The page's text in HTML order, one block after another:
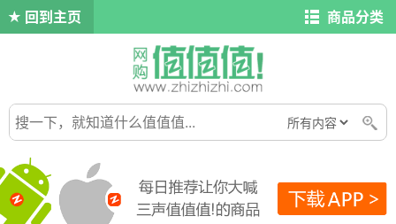
回到主页 商品分类